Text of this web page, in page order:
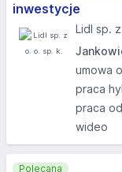
inwestycje
Lidl sp.
umowa
praca
praca
wideo
Polecana